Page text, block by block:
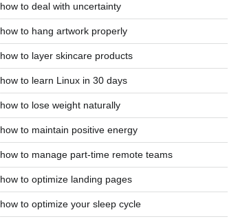
how to deal with uncertainty
how to hang artwork properly
how to layer skincare products
how to learn Linux in 30 days
how to lose weight naturally
how to maintain positive energy
how to manage part-time remote teams
how to optimize landing pages
how to optimize your sleep cycle